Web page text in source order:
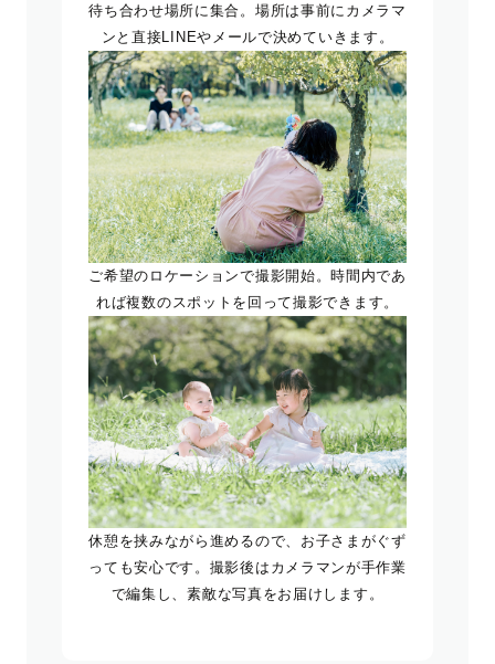
待ち合わせ場所に集合。場所は事前にカメラマ
ンと直接LINEやメールで決めていきます。
ご希望のロケーションで撮影開始。時間内であ
れば複数のスポットを回って撮影できます。
休憩を挟みながら進めるので、お子さまがぐず
っても安心です。撮影後はカメラマンが手作業
で編集し、素敵な写真をお届けします。